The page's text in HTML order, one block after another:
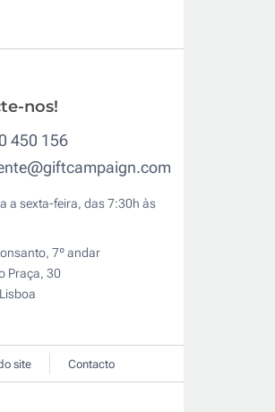
nos!
450 156
a sexta-feira, das 7:30h às
7º andar
Praça, 30
site Contacto